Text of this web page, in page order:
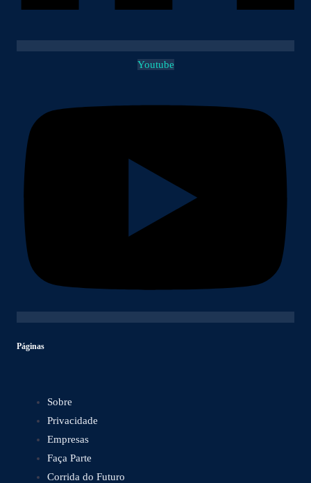
Youtube
Páginas
Sobre
Privacidade
Empresas
Faça Parte
Corrida do Futuro